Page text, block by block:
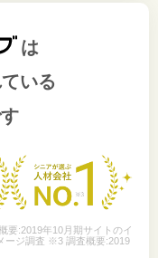
は
いる
:2019年10月期サイトのイ
ージ調査 ※3 調査概要:2019